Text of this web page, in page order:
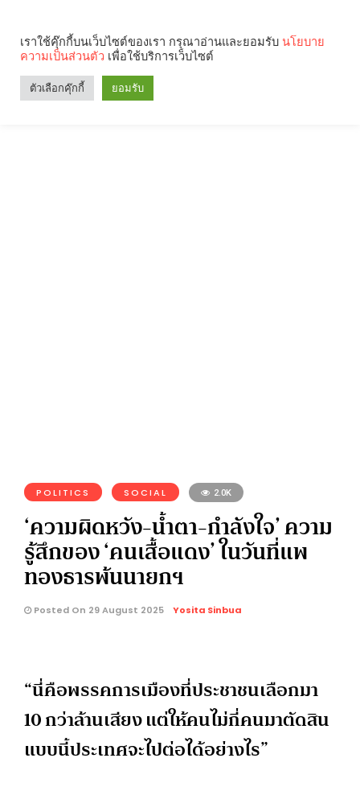
POLITICS SOCIAL 2.0K
‘ความผิดหวัง-น้ำตา-กำลังใจ’ ความ
รู้สึกของ ‘คนเสื้อแดง’ ในวันที่แพ
ทองธารพ้นนายกฯ
Posted On 29 August 2025 Yosita Sinbua
“นี่คือพรรคการเมืองที่ประชาชนเลือกมา
10 กว่าล้านเสียง แต่ให้คนไม่กี่คนมาตัดสิน
แบบนี้ประเทศจะไปต่อได้อย่างไร”
เราใช้คุ๊กกี้บนเว็บไซต์ของเรา กรุณาอ่านและยอมรับ นโยบาย
ความเป็นส่วนตัว เพื่อใช้บริการเว็บไซต์
ตัวเลือกคุ๊กกี้ ยอมรับ